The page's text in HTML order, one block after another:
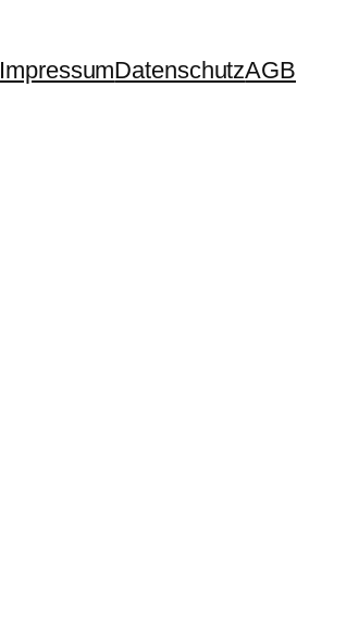
ImpressumDatenschutzAGB